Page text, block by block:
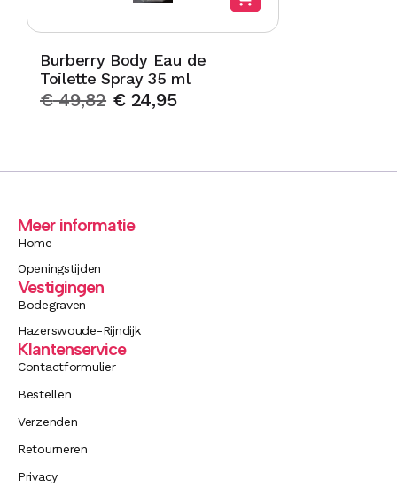
Burberry Body Eau de
Toilette Spray 35 ml
€49,82 €24,95
Meer informatie
Home
Openingstijden
Vestigingen
Bodegraven
Hazerswoude-Rijndijk
Klantenservice
Contactformulier
Bestellen
Verzenden
Retourneren
Privacy